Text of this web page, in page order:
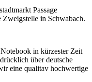
Passage
Zweigstelle in Schwabach.
in kürzester Zeit
über deutsche
eine qualitav hochwertige